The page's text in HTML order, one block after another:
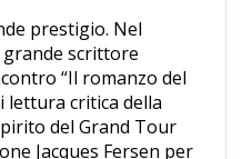
prestigio. Nel
grande scrittore
“Il romanzo del
lettura critica della
del Grand Tour
Jacques Fersen per